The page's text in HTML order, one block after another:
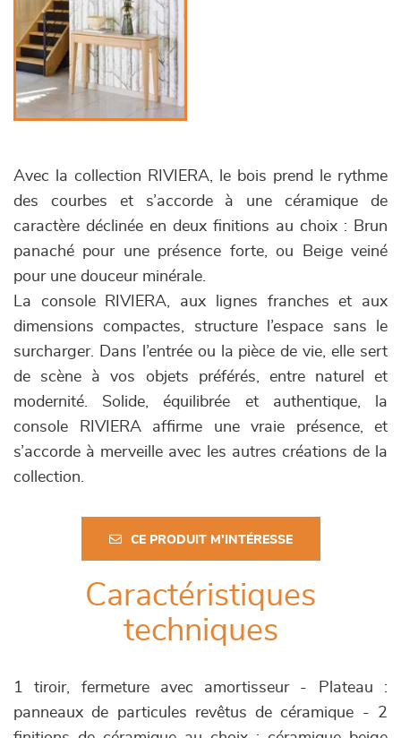
Avec la collection RIVIERA, le bois prend le rythme
des courbes et s’accorde à une céramique de
caractère déclinée en deux finitions au choix : Brun
panaché pour une présence forte, ou Beige veiné
pour une douceur minérale.
La console RIVIERA, aux lignes franches et aux
dimensions compactes, structure l’espace sans le
surcharger. Dans l’entrée ou la pièce de vie, elle sert
de scène à vos objets préférés, entre naturel et
modernité. Solide, équilibrée et authentique, la
console RIVIERA affirme une vraie présence, et
s’accorde à merveille avec les autres créations de la
collection.
CE PRODUIT M'INTÉRESSE
Caractéristiques
techniques
1 tiroir, fermeture avec amortisseur - Plateau :
panneaux de particules revêtus de céramique - 2